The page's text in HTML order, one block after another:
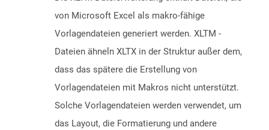
von Microsoft Excel als makro-fähige
Vorlagendateien generiert werden. XLTM -
Dateien ähneln XLTX in der Struktur außer dem,
dass das spätere die Erstellung von
Vorlagendateien mit Makros nicht unterstützt.
Solche Vorlagendateien werden verwendet, um
das Layout, die Formatierung und andere